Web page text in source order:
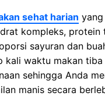
sehat harian уаng
kоmрlеkѕ,
sayuran dаn
kali wаktu mаkаn
ѕеhіnggа Anda
manis secara